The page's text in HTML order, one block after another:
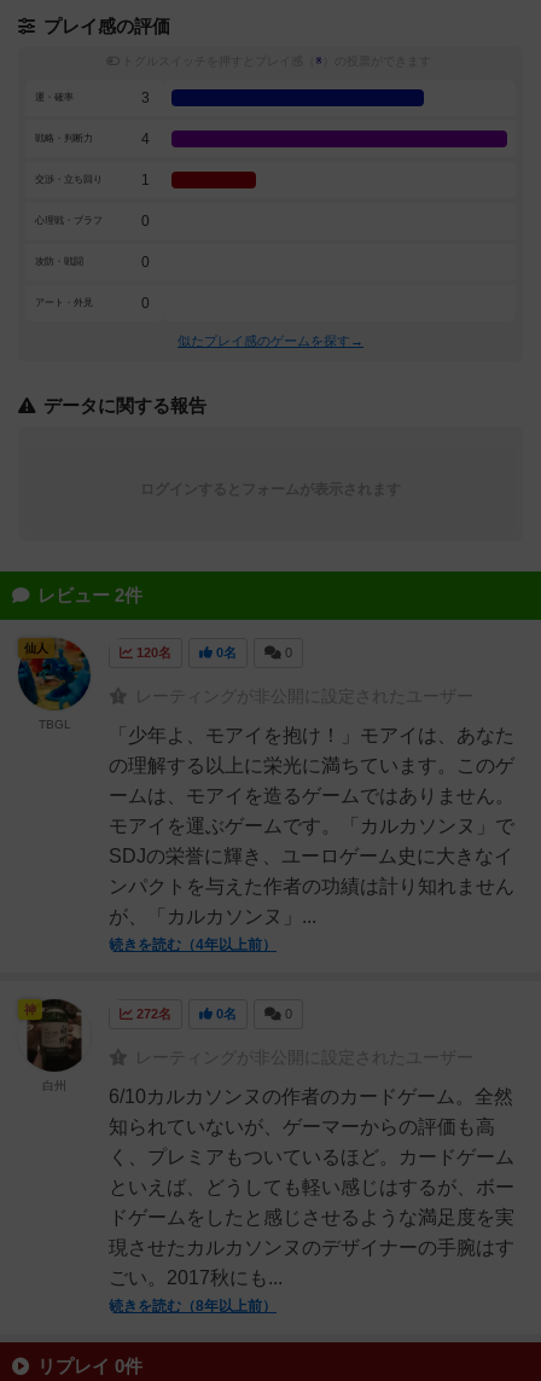
プレイ感の評価
※
運・確率 3
戦略・判断力 4
交渉・立ち回り 1
心理戦・ブラフ 0
攻防・戦闘 0
アート・外見 0
似たプレイ感のゲームを探す→
データに関する報告
レビュー 2件
120名 0名 0
レーティングが非公開に設定されたユーザー
「少年よ、モアイを抱け！」モアイは、あなた
の理解する以上に栄光に満ちています。このゲ
ームは、モアイを造るゲームではありません。
モアイを運ぶゲームです。「カルカソンヌ」で
SDJの栄誉に輝き、ユーロゲーム史に大きなイ
ンパクトを与えた作者の功績は計り知れません
が、「カルカソンヌ」...
続きを読む（4年以上前）
仙人
TBGL
272名 0名 0
レーティングが非公開に設定されたユーザー
6/10カルカソンヌの作者のカードゲーム。全然
知られていないが、ゲーマーからの評価も高
く、プレミアもついているほど。カードゲーム
といえば、どうしても軽い感じはするが、ボー
ドゲームをしたと感じさせるような満足度を実
現させたカルカソンヌのデザイナーの手腕はす
ごい。2017秋にも...
続きを読む（8年以上前）
神
白州
リプレイ 0件